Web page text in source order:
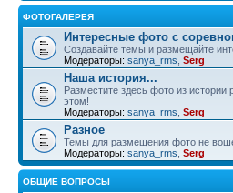
ФОТОГАЛЕРЕЯ
Интересные фото с
Создавайте темы и размещайте
Модераторы: sanya_rms Serg
Наша история...
Разместите здесь фото из
этом!
Модераторы: sanya_rms Serg
Разное
Темы для размещения фото не
Модераторы: sanya_rms Serg
ОБЩИЕ ВОПРОСЫ